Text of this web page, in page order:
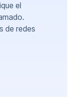
el
de redes